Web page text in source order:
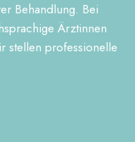
Behandlung. Bei
Ärztinnen
stellen professionelle